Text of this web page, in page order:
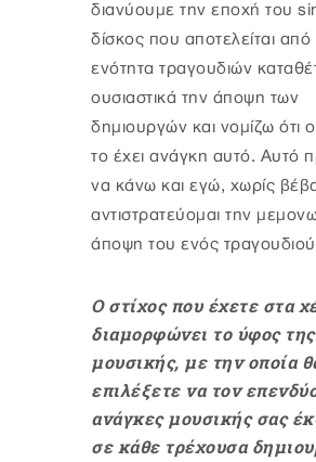
διανύουμε την εποχή του
δίσκος που αποτελείται από
ενότητα τραγουδιών
ουσιαστικά την άποψη των
δημιουργών και νομίζω ότι
το έχει ανάγκη αυτό. Αυτό
να κάνω και εγώ, χωρίς
αντιστρατεύομαι την
άποψη του ενός
Ο στίχος που έχετε στα
διαμορφώνει το ύφος της
μουσικής, με την οποία
επιλέξετε να τον
ανάγκες μουσικής σας
σε κάθε τρέχουσα